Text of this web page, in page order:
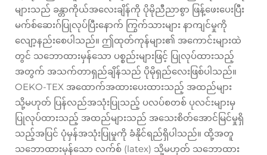
များသည် ခန္တာကိုယ်အလေးချိန်ကို ပိုမိုညီညာစွာ ဖြန့်ဖေးပေးပြီး
မက်စ်ဆေးဂ်ပြုလုပ်ပြီးနောက် ကြွက်သားများ နာကျင်မှုကို
လျော့နည်းစေပါသည်။ ဤထုတ်ကုန်များ၏ အကောင်းများထဲ
တွင် သဘောထားမှန်သော ပစ္စည်းများဖြင့် ပြုလုပ်ထားသည့်
အတွက် အသက်တာရှည်ချိန်သည် ပိုမိုရှည်လေးဖြစ်ပါသည်။
OEKO-TEX အထောက်အထားပေးထားသည့် အထည်များ
သို့မဟုတ် ပြန်လည်အသုံးပြုသည့် ပလပ်စတစ် ပုလင်းများမှ
ပြုလုပ်ထားသည့် အထည်များသည် အသေးစိတ်အောင်မြင်မှုရှိ
သည့်အပြင် ပုံမှန်အသုံးပြုမှုကို ခံနိုင်ရည်ရှိပါသည်။ ထို့အတူ
သဘောထားမှန်သော လက်စ် (latex) သို့မဟုတ် သဘောထား